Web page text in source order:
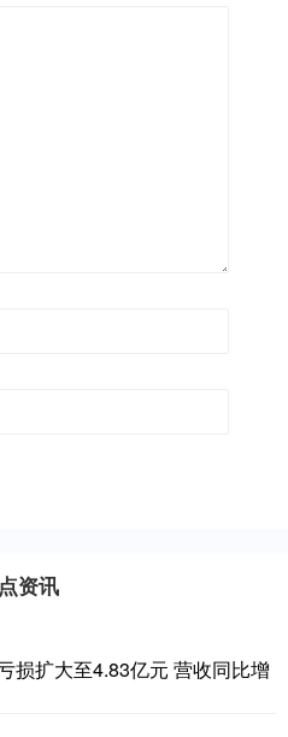
资讯
损扩大至4.83亿元 营收同比增